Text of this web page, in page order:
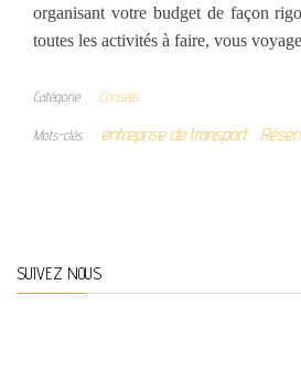
organisant votre budget de façon
toutes les activités à faire, vous
Catégorie Conseils
Mots-clés entreprise de transport
SUIVEZ NOUS